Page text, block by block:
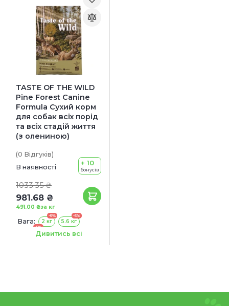
TASTE OF THE WILD
Pine Forest Canine
Formula Cухий корм
для собак всіх порід
та всіх стадій життя
(з олениною)
(0 Відгуків)
В наявності
1033.35 ₴
981.68 ₴
за кг
491.00 ₴
+ 10
бонусів
Вага:
-5%
2 кг
-5%
5.6 кг
-5%
12.2 кгДивитись всі